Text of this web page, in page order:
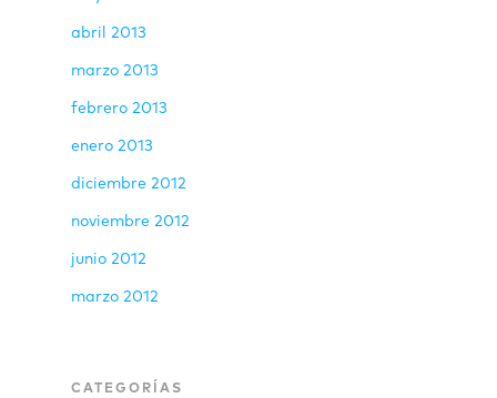
abril 2013
marzo 2013
febrero 2013
enero 2013
diciembre 2012
noviembre 2012
junio 2012
marzo 2012
CATEGORÍAS